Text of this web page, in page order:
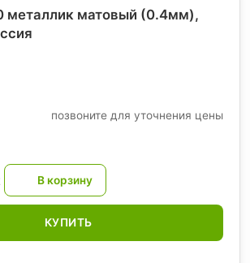
металлик матовый (0.4мм),
позвоните для уточнения цены
КУПИТЬ